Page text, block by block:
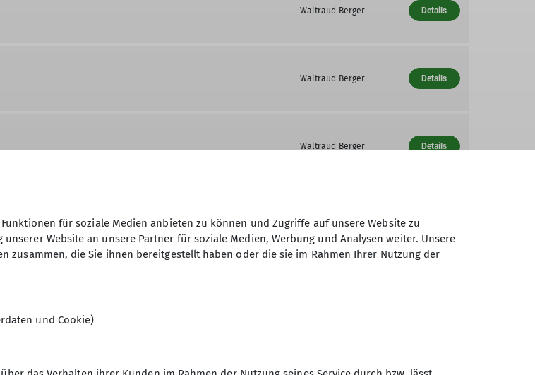
Waltraud Berger Details
Waltraud Berger Details
Waltraud Berger Details
für soziale Medien anbieten zu können und Zugriffe auf unsere Website zu
Website an unsere Partner für soziale Medien, Werbung und Analysen weiter. Unsere
die Sie ihnen bereitgestellt haben oder die sie im Rahmen Ihrer Nutzung der
und Cookie)